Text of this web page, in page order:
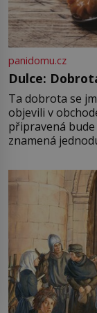
panidomu.cz
Dulce:
Ta dobrota se
objevili v
připravená bude
znamená
pře hned
Francie, kde se